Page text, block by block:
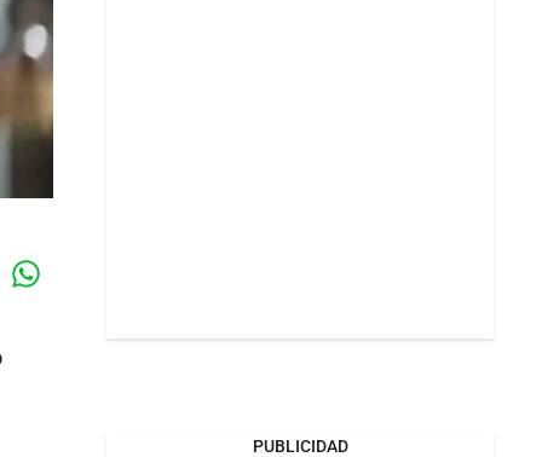
PUBLICIDAD